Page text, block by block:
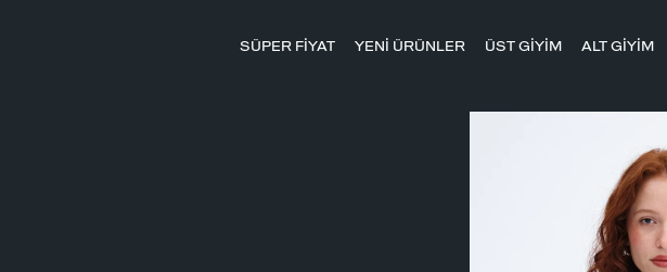
SÜPER FİYAT YENİ ÜRÜNLER ÜST GİYİM ALT GİYİM